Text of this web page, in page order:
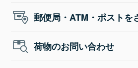
郵便局・ATM・ポストを
荷物のお問い合わせ